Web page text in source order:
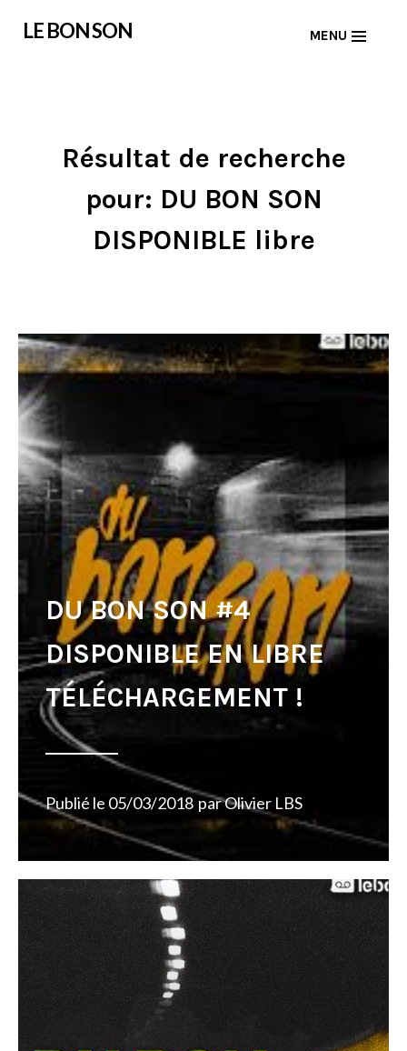
LE BON SON MENU
Résultat de recherche
pour: DU BON SON
DISPONIBLE libre
DU BON SON #4
DISPONIBLE EN LIBRE
TÉLÉCHARGEMENT !
Publié le 05/03/2018 parOlivier LBS